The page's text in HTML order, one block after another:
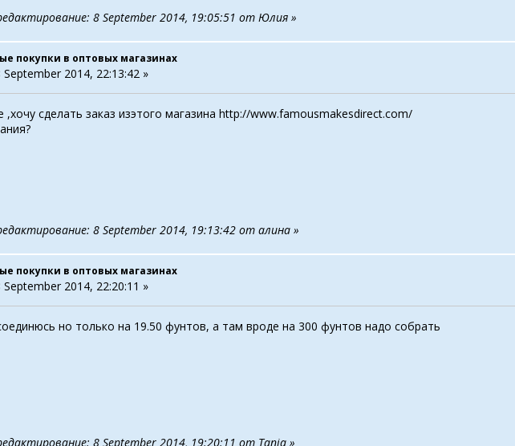
8 September 2014, 19:05:51 от Юлия »
покупки в оптовых магазинах
2014, 22:13:42 »
,хочу сделать заказ изэтого магазина http://www.famousmakesdirect.com/
8 September 2014, 19:13:42 от алина »
покупки в оптовых магазинах
2014, 22:20:11 »
но только на 19.50 фунтов, а там вроде на 300 фунтов надо собрать
8 September 2014, 19:20:11 от Tanja »